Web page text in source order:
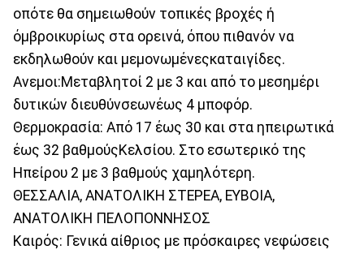
οπότε θα σημειωθούν τοπικές βροχές ή
όμβροικυρίως στα ορεινά, όπου πιθανόν να
εκδηλωθούν και μεμονωμένεςκαταιγίδες.
Ανεμοι:Μεταβλητοί 2 με 3 και από το μεσημέρι
δυτικών διευθύνσεωνέως 4 μποφόρ.
Θερμοκρασία: Από 17 έως 30 και στα ηπειρωτικά
έως 32 βαθμούςΚελσίου. Στο εσωτερικό της
Ηπείρου 2 με 3 βαθμούς χαμηλότερη.
ΘΕΣΣΑΛΙΑ, ΑΝΑΤΟΛΙΚΗ ΣΤΕΡΕΑ, ΕΥΒΟΙΑ,
ΑΝΑΤΟΛΙΚΗ ΠΕΛΟΠΟΝΝΗΣΟΣ
Καιρός: Γενικά αίθριος με πρόσκαιρες νεφώσεις